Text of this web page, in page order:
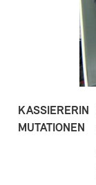
KASSIERERIN
MUTATIONEN